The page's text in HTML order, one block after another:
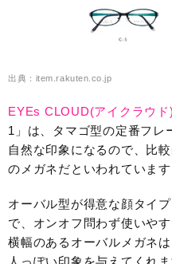
出典：item.rakuten.co.jp
EYEs CLOUD(アイクラウド)
1」は、タマゴ型の定番フレ
自然な印象になるので、比
のメガネだといわれています
オーバル型が得意な顔タイ
で、オンオフ問わず使いや
横幅のあるオーバルメガネ
人っぽい印象を与えてくれ